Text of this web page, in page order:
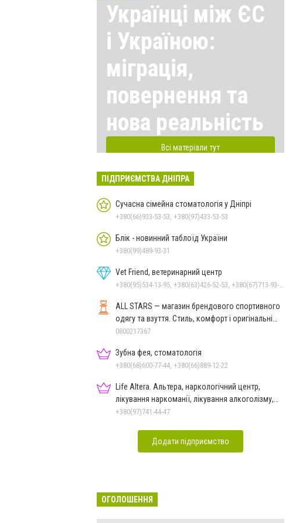
Українці між ЄС
і Україною:
міграція,
повернення та
нова реальність
Всі матеріали тут
ПІДПРИЄМСТВА ДНІПРА
Сучасна сімейна стоматологія у Дніпрі
+380(66)933-53-53, +380(97)433-53-53
Блік - новинний таблоїд України
+380(99)489-93-31
Vet Friend, ветеринарний центр
ALL STARS — магазин брендового спортивного
одягу та взуття. Стиль, комфорт і оригінальні
моделі
0800217367
Зубна фея, стоматологія
+380(68)600-77-44, +380(66)889-12-22
Life Altera. Альтера, наркологічний центр,
лікування наркоманії, лікування алкоголізму,
зняття ломки
+380(97)741-44-47
Додати підприємство
ОГОЛОШЕННЯ